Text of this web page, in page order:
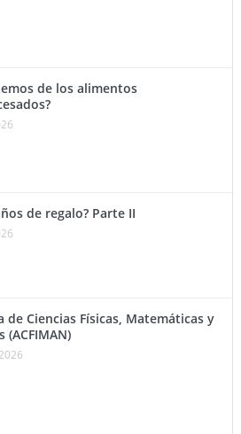
de los alimentos
de regalo? Parte II
de Ciencias Físicas, Matemáticas y
(ACFIMAN)